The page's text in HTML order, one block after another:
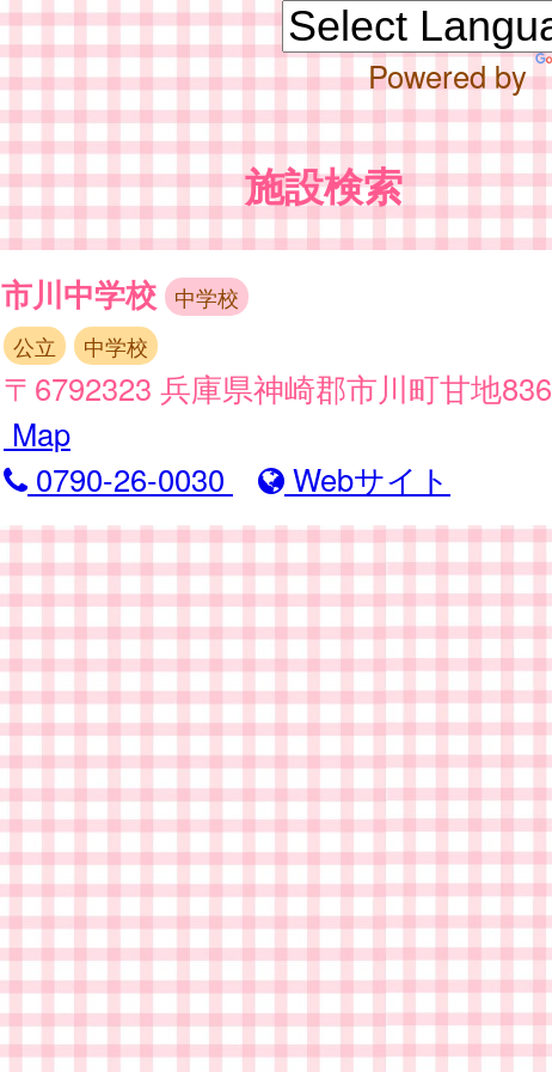
Powered by
施設検索
市川中学校
中学校
公立
中学校
〒6792323 兵庫県神崎郡市川町甘地836
Map
0790-26-0030
Webサイト